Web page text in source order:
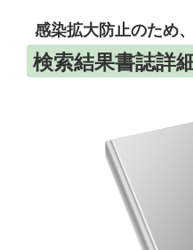
感染拡大防止のため
検索結果書誌詳